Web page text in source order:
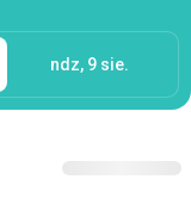
ndz, 9 sie.